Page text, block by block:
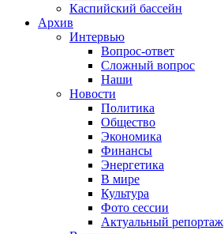
Каспийский бассейн
Архив
Интервью
Вопрос-ответ
Сложный вопрос
Наши
Новости
Политика
Общество
Экономика
Финансы
Энергетика
В мире
Культура
Фото сессии
Актуальный репортаж